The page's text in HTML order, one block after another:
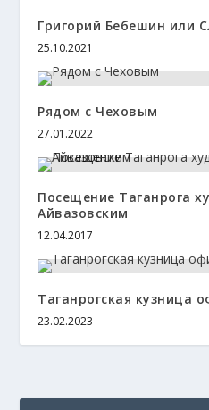
Григорий Бебешин или
25.10.2021
Рядом с Чеховым
27.01.2022
Посещение Таганрога
Айвазовским
12.04.2017
Таганрогская кузница
23.02.2023